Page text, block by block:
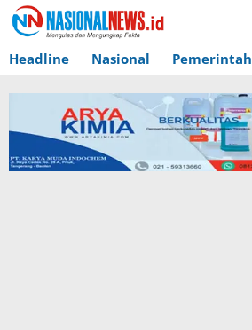
Lewati
ke
konten
Headline Nasional Pemerintah